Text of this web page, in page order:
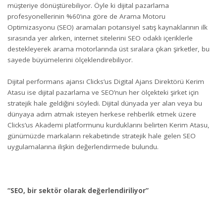
müşteriye dönüştürebiliyor. Öyle ki dijital pazarlama
profesyonellerinin %60’ına göre de Arama Motoru
Optimizasyonu (SEO) aramaları potansiyel satış kaynaklarının ilk
sırasında yer alırken, internet sitelerini SEO odaklı içeriklerle
destekleyerek arama motorlarında üst sıralara çıkan şirketler, bu
sayede büyümelerini ölçeklendirebiliyor.
Dijital performans ajansı Clicks’us Digital Ajans Direktörü Kerim
Atasu ise dijital pazarlama ve SEO’nun her ölçekteki şirket için
stratejik hale geldiğini söyledi. Dijital dünyada yer alan veya bu
dünyaya adım atmak isteyen herkese rehberlik etmek üzere
Clicks’us Akademi platformunu kurduklarını belirten Kerim Atasu,
günümüzde markaların rekabetinde stratejik hale gelen SEO
uygulamalarına ilişkin değerlendirmede bulundu.
“SEO, bir sektör olarak değerlendiriliyor”